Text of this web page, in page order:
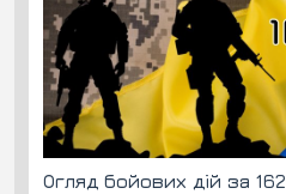
Огляд бойових дій за